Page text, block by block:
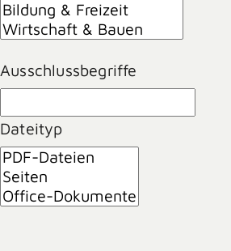
Ausschlussbegriffe
Dateityp